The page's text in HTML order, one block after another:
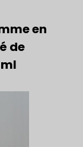
en
de